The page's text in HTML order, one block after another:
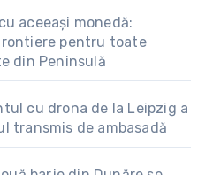
aceeași monedă:
pentru toate
din Peninsulă
cu drona de la Leipzig a
transmis de ambasadă